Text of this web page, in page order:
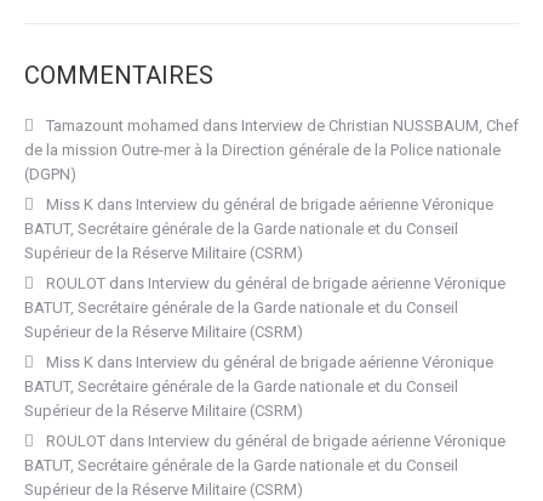
COMMENTAIRES
Tamazount mohamed dans Interview de Christian NUSSBAUM, Chef
de la mission Outre-mer à la Direction générale de la Police nationale
(DGPN)
Miss K dans Interview du général de brigade aérienne Véronique
BATUT, Secrétaire générale de la Garde nationale et du Conseil
Supérieur de la Réserve Militaire (CSRM)
ROULOT dans Interview du général de brigade aérienne Véronique
BATUT, Secrétaire générale de la Garde nationale et du Conseil
Supérieur de la Réserve Militaire (CSRM)
Miss K dans Interview du général de brigade aérienne Véronique
BATUT, Secrétaire générale de la Garde nationale et du Conseil
Supérieur de la Réserve Militaire (CSRM)
ROULOT dans Interview du général de brigade aérienne Véronique
BATUT, Secrétaire générale de la Garde nationale et du Conseil
Supérieur de la Réserve Militaire (CSRM)